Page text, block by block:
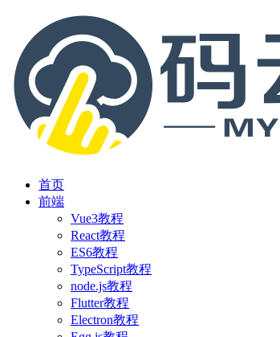
首页
前端
Vue3教程
React教程
ES6教程
TypeScript教程
node.js教程
Flutter教程
Electron教程